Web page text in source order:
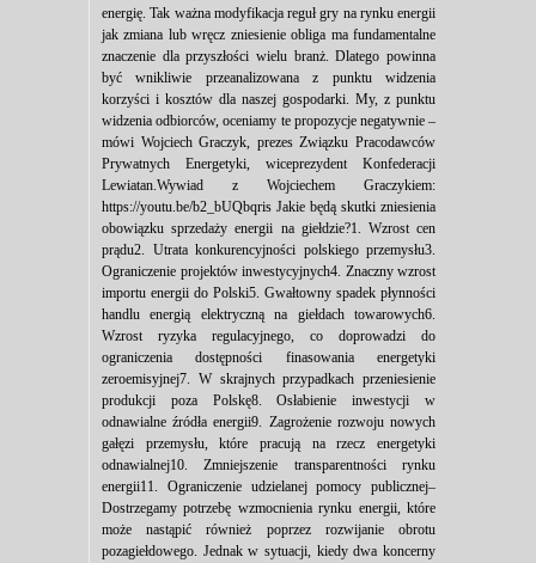
energię. Tak ważna modyfikacja reguł gry na rynku energii
jak zmiana lub wręcz zniesienie obliga ma fundamentalne
znaczenie dla przyszłości wielu branż. Dlatego powinna
być wnikliwie przeanalizowana z punktu widzenia
korzyści i kosztów dla naszej gospodarki. My, z punktu
widzenia odbiorców, oceniamy te propozycje negatywnie –
mówi Wojciech Graczyk, prezes Związku Pracodawców
Prywatnych Energetyki, wiceprezydent Konfederacji
Lewiatan.Wywiad z Wojciechem Graczykiem:
https://youtu.be/b2_bUQbqris Jakie będą skutki zniesienia
obowiązku sprzedaży energii na giełdzie?1. Wzrost cen
prądu2. Utrata konkurencyjności polskiego przemysłu3.
Ograniczenie projektów inwestycyjnych4. Znaczny wzrost
importu energii do Polski5. Gwałtowny spadek płynności
handlu energią elektryczną na giełdach towarowych6.
Wzrost ryzyka regulacyjnego, co doprowadzi do
ograniczenia dostępności finasowania energetyki
zeroemisyjnej7. W skrajnych przypadkach przeniesienie
produkcji poza Polskę8. Osłabienie inwestycji w
odnawialne źródła energii9. Zagrożenie rozwoju nowych
gałęzi przemysłu, które pracują na rzecz energetyki
odnawialnej10. Zmniejszenie transparentności rynku
energii11. Ograniczenie udzielanej pomocy publicznej–
Dostrzegamy potrzebę wzmocnienia rynku energii, które
może nastąpić również poprzez rozwijanie obrotu
pozagiełdowego. Jednak w sytuacji, kiedy dwa koncerny